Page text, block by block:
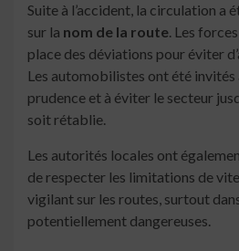
Suite à l’accident, la circulation
sur la nom de la route. Les
place des déviations pour éviter
Les automobilistes ont été invités
prudence et à éviter le secteur
soit rétablie.
Les autorités locales ont
de respecter les limitations de
vigilant sur les routes, surtout
potentiellement dangereuses.